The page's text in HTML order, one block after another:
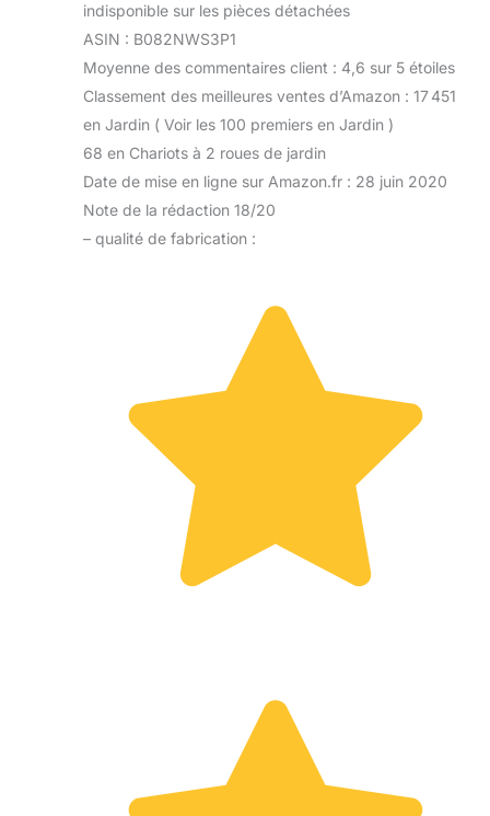
indisponible sur les pièces détachées
ASIN : B082NWS3P1
Moyenne des commentaires client : 4,6 sur 5 étoiles
Classement des meilleures ventes d’Amazon : 17 451
en Jardin ( Voir les 100 premiers en Jardin )
68 en Chariots à 2 roues de jardin
Date de mise en ligne sur Amazon.fr : 28 juin 2020
Note de la rédaction 18/20
– qualité de fabrication :